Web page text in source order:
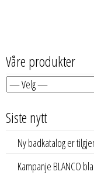
Våre produkter
Siste nytt
Ny badkatalog er
Kampanje BLANCO